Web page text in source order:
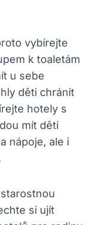
vybírejte
k toaletám
u sebe
děti chránit
hotely s
mít děti
nápoje, ale i
si ujít